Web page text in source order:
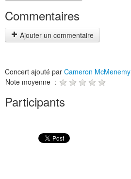
Commentaires
Ajouter un commentaire
Concert ajouté par Cameron McMenemy
Note moyenne :
Participants